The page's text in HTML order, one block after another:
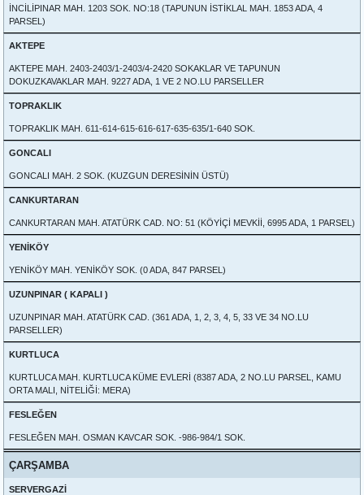
İNCİLİPINAR MAH. 1203 SOK. NO:18 (TAPUNUN İSTİKLAL MAH. 1853 ADA, 4
PARSEL)
AKTEPE
AKTEPE MAH. 2403-2403/1-2403/4-2420 SOKAKLAR VE TAPUNUN
DOKUZKAVAKLAR MAH. 9227 ADA, 1 VE 2 NO.LU PARSELLER
TOPRAKLIK
TOPRAKLIK MAH. 611-614-615-616-617-635-635/1-640 SOK.
GONCALI
GONCALI MAH. 2 SOK. (KUZGUN DERESİNİN ÜSTÜ)
CANKURTARAN
CANKURTARAN MAH. ATATÜRK CAD. NO: 51 (KÖYİÇİ MEVKİİ, 6995 ADA, 1 PARSEL)
YENİKÖY
YENİKÖY MAH. YENİKÖY SOK. (0 ADA, 847 PARSEL)
UZUNPINAR ( KAPALI )
UZUNPINAR MAH. ATATÜRK CAD. (361 ADA, 1, 2, 3, 4, 5, 33 VE 34 NO.LU
PARSELLER)
KURTLUCA
KURTLUCA MAH. KURTLUCA KÜME EVLERİ (8387 ADA, 2 NO.LU PARSEL, KAMU
ORTA MALI, NİTELİĞİ: MERA)
FESLEĞEN
FESLEĞEN MAH. OSMAN KAVCAR SOK. -986-984/1 SOK.
ÇARŞAMBA
SERVERGAZİ